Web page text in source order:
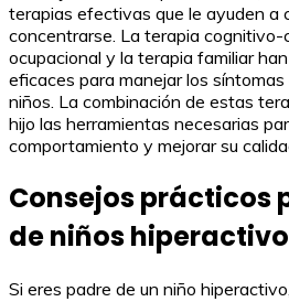
terapias efectivas que le ayuden a
concentrarse. La terapia cognitivo-
ocupacional y la terapia familiar
eficaces para manejar los
niños. La combinación de estas
hijo las herramientas necesarias
comportamiento y mejorar su
Consejos prácticos
de niños
Si eres padre de un niño